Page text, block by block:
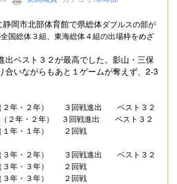
岡市北部体育館で県総体ダブルスの部が
国総体３組、東海総体４組の出場枠をめざ
出ベスト３２が最高でした。影山・三保
合いながらもあと１ゲームが奪えず、2-3
年・２年） ３回戦進出 ベスト３２
２年・２年） ３回戦進出 ベスト３２
年・１年） ２回戦
年・２年） ３回戦進出 ベスト３２
年・３年） ２回戦
３年・３年） ２回戦